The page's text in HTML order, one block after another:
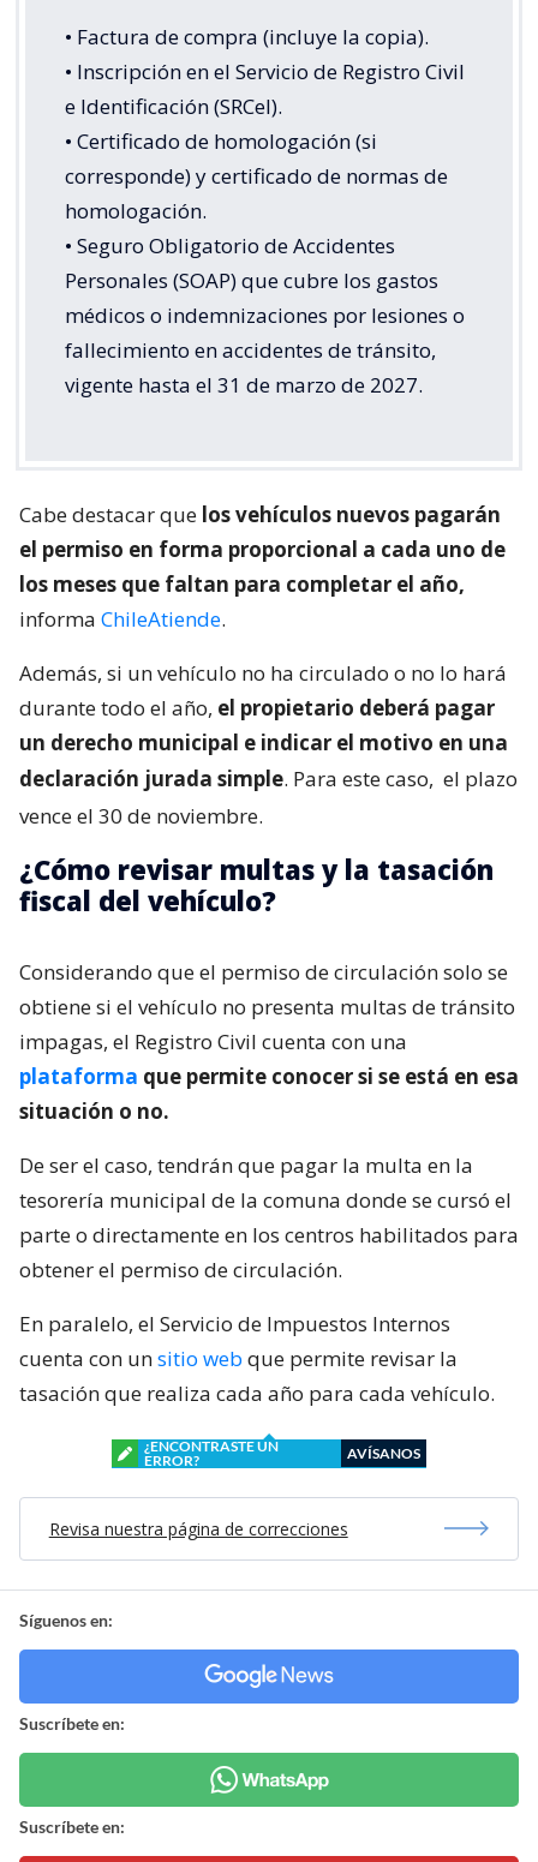
• Factura de compra (incluye la copia).
• Inscripción en el Servicio de Registro Civil
e Identificación (SRCeI).
• Certificado de homologación (si
corresponde) y certificado de normas de
homologación.
• Seguro Obligatorio de Accidentes
Personales (SOAP) que cubre los gastos
médicos o indemnizaciones por lesiones o
fallecimiento en accidentes de tránsito,
vigente hasta el 31 de marzo de 2027.
Cabe destacar que los vehículos nuevos pagarán
el permiso en forma proporcional a cada uno de
los meses que faltan para completar el año,
informa ChileAtiende.
Además, si un vehículo no ha circulado o no lo hará
durante todo el año, el propietario deberá pagar
un derecho municipal e indicar el motivo en una
declaración jurada simple. Para este caso, el plazo
vence el 30 de noviembre.
¿Cómo revisar multas y la tasación
fiscal del vehículo?
Considerando que el permiso de circulación solo se
obtiene si el vehículo no presenta multas de tránsito
impagas, el Registro Civil cuenta con una
plataforma que permite conocer si se está en esa
situación o no.
De ser el caso, tendrán que pagar la multa en la
tesorería municipal de la comuna donde se cursó el
parte o directamente en los centros habilitados para
obtener el permiso de circulación.
En paralelo, el Servicio de Impuestos Internos
cuenta con unsitio web que permite revisar la
tasación que realiza cada año para cada vehículo.
¿ENCONTRASTE UN
ERROR?
AVÍSANOS
Revisa nuestra página de correcciones
Síguenos en:
Suscríbete en:
Suscríbete en: